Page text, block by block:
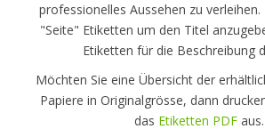
professionelles Aussehen zu verleihen.
"Seite" Etiketten um den Titel
Etiketten für die Beschreibung
Möchten Sie eine Übersicht der
Papiere in Originalgrösse, dann
das Etiketten PDF aus.